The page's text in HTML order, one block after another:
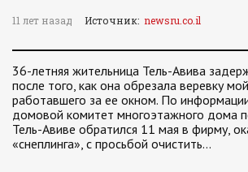
11 лет назад Источник: newsru.co.il
36-летняя жительница Тель-Авива
после того, как она обрезала веревку
работавшего за ее окном. По
домовой комитет многоэтажного дома
Тель-Авиве обратился 11 мая в фирму,
«снеплинга», с просьбой очистить…